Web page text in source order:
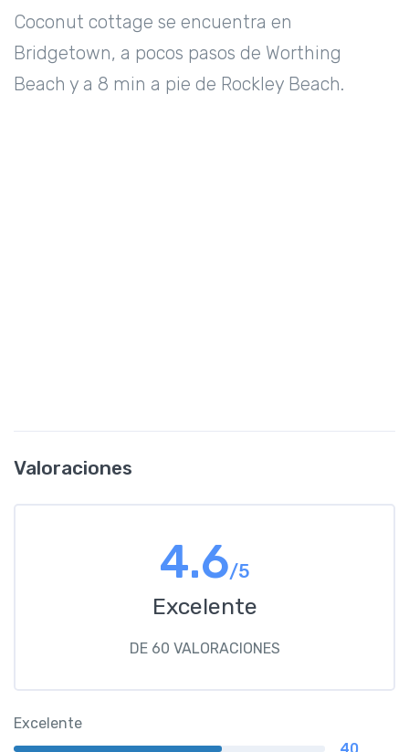
Coconut cottage se encuentra en
Bridgetown, a pocos pasos de Worthing
Beach y a 8 min a pie de Rockley Beach.
Valoraciones
4.6/5
Excelente
DE 60 VALORACIONES
Excelente